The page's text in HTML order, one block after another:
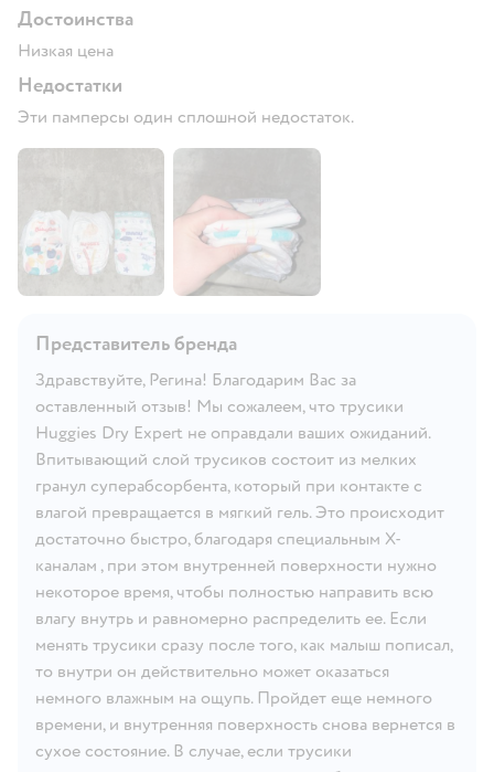
Достоинства
Низкая цена
Недостатки
Эти памперсы один сплошной недостаток.
Представитель бренда
Здравствуйте, Регина! Благодарим Вас за
оставленный отзыв! Мы сожалеем, что трусики
Huggies Dry Expert не оправдали ваших ожиданий.
Впитывающий слой трусиков состоит из мелких
гранул суперабсорбента, который при контакте с
влагой превращается в мягкий гель. Это происходит
достаточно быстро, благодаря специальным X-
каналам , при этом внутренней поверхности нужно
некоторое время, чтобы полностью направить всю
влагу внутрь и равномерно распределить ее. Если
менять трусики сразу после того, как малыш пописал,
то внутри он действительно может оказаться
немного влажным на ощупь. Пройдет еще немного
времени, и внутренняя поверхность снова вернется в
сухое состояние. В случае, если трусики